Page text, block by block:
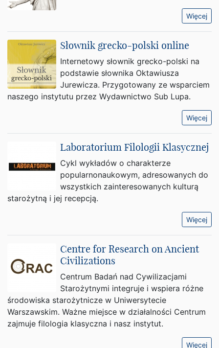
Więcej
Słownik grecko-polski online
Internetowy słownik grecko-polski na
podstawie słownika Oktawiusza
Jurewicza. Przygotowany ze wsparciem
naszego instytutu przez Wydawnictwo Sub Lupa.
Więcej
Laboratorium Filologii Klasycznej
Cykl wykładów o charakterze
popularnonaukowym, adresowanych do
wszystkich zainteresowanych kulturą
starożytną i jej recepcją.
Więcej
Centre for Research on Ancient
Civilizations
Centrum Badań nad Cywilizacjami
Starożytnymi integruje i wspiera różne
środowiska starożytnicze w Uniwersytecie
Warszawskim. Ważne miejsce w działalności Centrum
zajmuje filologia klasyczna i nasz instytut.
Więcej